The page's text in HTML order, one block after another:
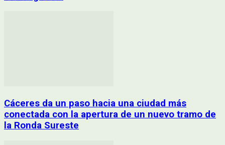
Cáceres da un paso hacia una ciudad más
conectada con la apertura de un nuevo tramo de
la Ronda Sureste